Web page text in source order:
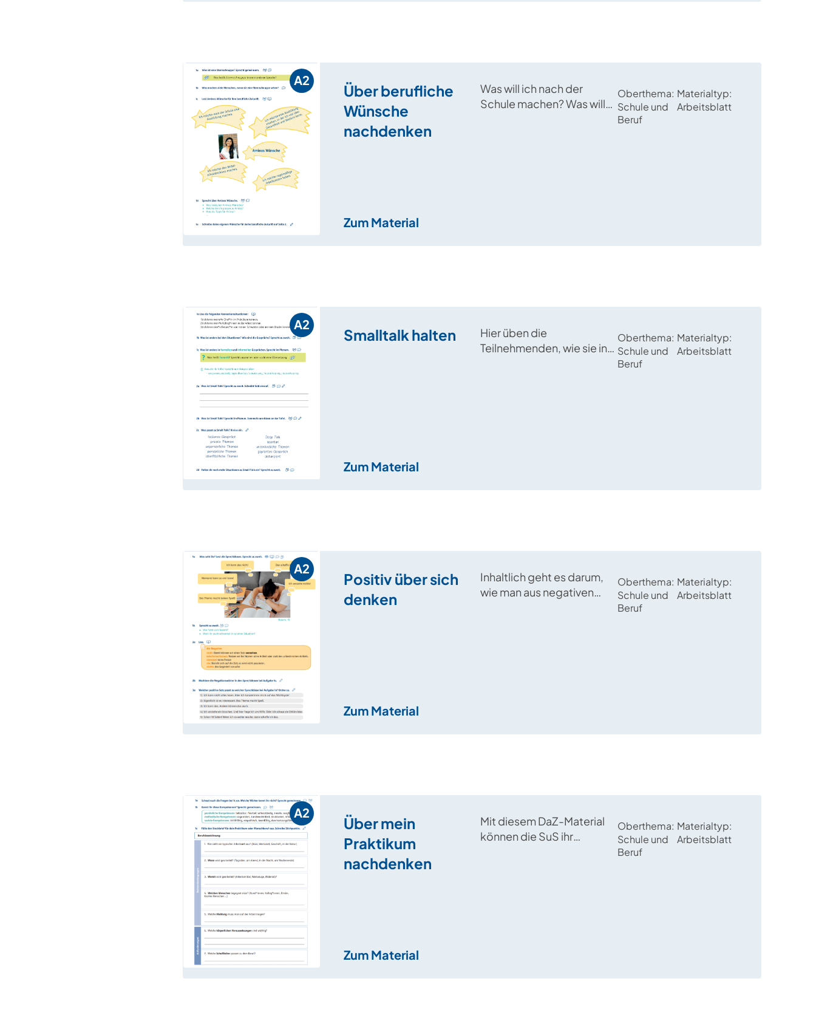
A2
Über berufliche
Wünsche
nachdenken
Was will ich nach der
Schule machen? Was will
Oberthema
Schule und
Beruf
Materialtyp
Arbeitsblatt
Zum Material
A2
Smalltalk halten
Hier üben die
Teilnehmenden, wie sie in
Oberthema
Schule und
Beruf
Materialtyp
Arbeitsblatt
Zum Material
A2
Positiv über sich
denken
Inhaltlich geht es darum,
wie man aus negativen
Oberthema
Schule und
Beruf
Materialtyp
Arbeitsblatt
Zum Material
A2
Über mein
Praktikum
nachdenken
Mit diesem DaZ-Material
können die SuS ihr
Oberthema
Schule und
Beruf
Materialtyp
Arbeitsblatt
Zum Material